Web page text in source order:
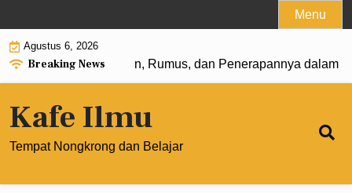
to
content
Menu
Agustus 6, 2026
Breaking News
Pangkat 0: Pengertian, Rumus, dan Penerapannya dalam
Kafe Ilmu
Tempat Nongkrong dan Belajar